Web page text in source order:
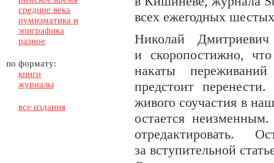
средние века
нумизматика и
эпиграфика
разное
по формату:
книги
журналы
все издания
всех ежегодных
Николай
и скоропостижно,
накаты
предстоит
живого соучастия в
остается
отредактировать.
за вступительной